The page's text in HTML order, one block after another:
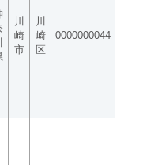
川
崎
市
川
崎
区
0000000044